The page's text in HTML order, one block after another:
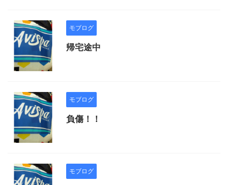
モブログ
帰宅途中
モブログ
負傷！！
モブログ